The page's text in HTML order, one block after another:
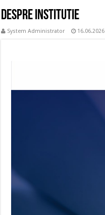
Despre institutie
System Administrator 16.06.2026